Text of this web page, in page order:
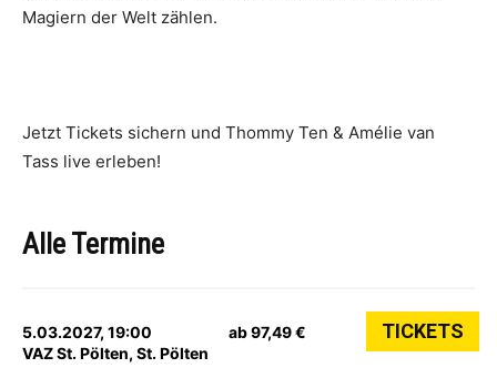
Magiern der Welt zählen.
Jetzt Tickets sichern und Thommy Ten & Amélie van
Tass live erleben!
Alle Termine
5.03.2027, 19:00
VAZ St. Pölten, St. Pölten
ab 97,49 € TICKETS